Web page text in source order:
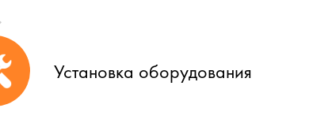
Установка оборудования